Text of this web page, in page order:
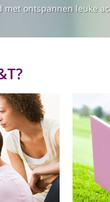
met ontspannen leuke